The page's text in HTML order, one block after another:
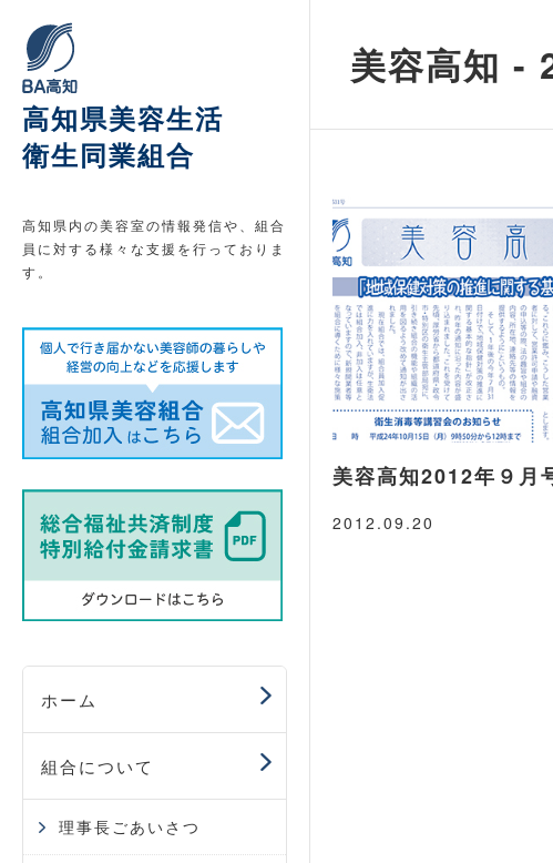
高知県美容生活
衛生同業組合
高知県内の美容室の情報発信や、組合
員に対する様々な支援を行っておりま
す。
ホーム
組合について
理事長ごあいさつ
美容高知 -
美容高知2012年９月
2012.09.20